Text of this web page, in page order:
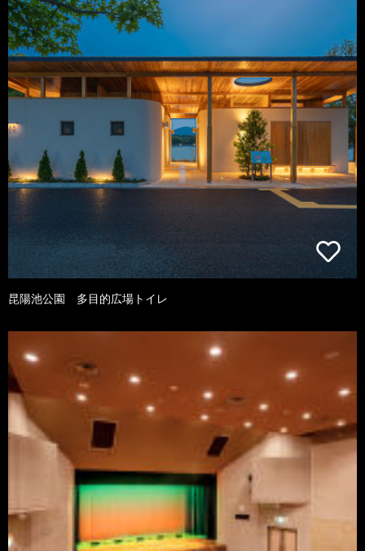
昆陽池公園 多目的広場トイレ